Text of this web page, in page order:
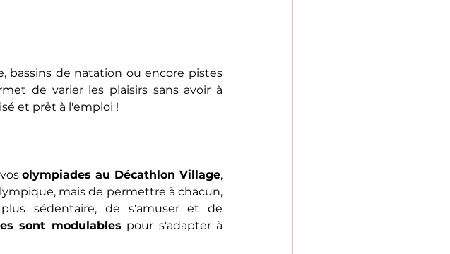
bassins de natation ou encore pistes
de varier les plaisirs sans avoir à
et prêt à l'emploi !
olympiades au Décathlon Village,
mais de permettre à chacun,
sédentaire, de s'amuser et de
sont modulables pour s'adapter à